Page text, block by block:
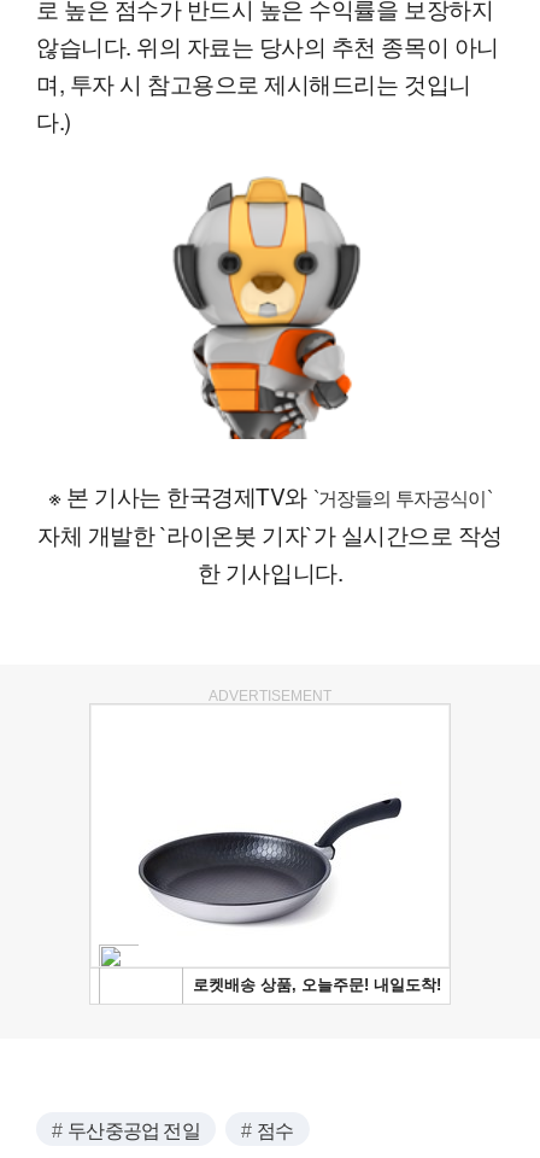
로 높은 점수가 반드시 높은 수익률을 보장하지
않습니다. 위의 자료는 당사의 추천 종목이 아니
며, 투자 시 참고용으로 제시해드리는 것입니
다.)
※ 본 기사는 한국경제TV와 `거장들의 투자공식이`
자체 개발한 `라이온봇 기자`가 실시간으로 작성
한 기사입니다.
ADVERTISEMENT
두산중공업 전일 점수